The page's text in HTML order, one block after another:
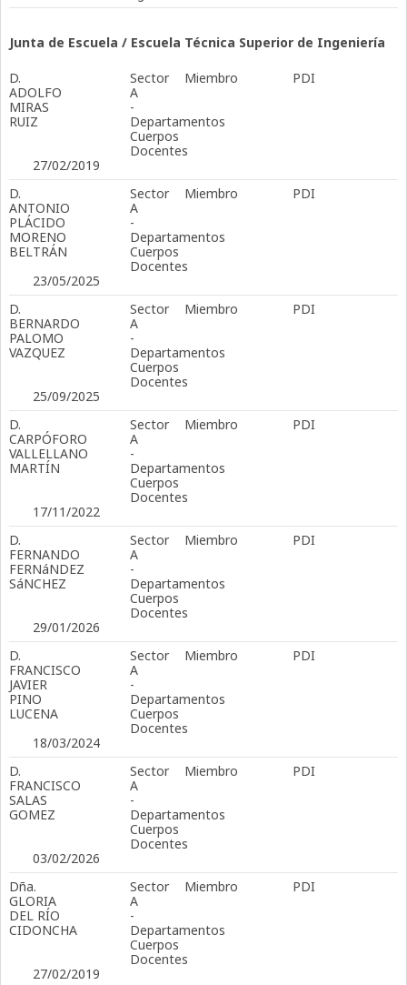
Junta de Escuela / Escuela Técnica Superior de Ingeniería
D.
ADOLFO
MIRAS
RUIZ
Sector
A
-
Departamentos
Cuerpos
Docentes
Miembro PDI
27/02/2019
D.
ANTONIO
PLÁCIDO
MORENO
BELTRÁN
Sector
A
-
Departamentos
Cuerpos
Docentes
Miembro PDI
23/05/2025
D.
BERNARDO
PALOMO
VAZQUEZ
Sector
A
-
Departamentos
Cuerpos
Docentes
Miembro PDI
25/09/2025
D.
CARPÓFORO
VALLELLANO
MARTÍN
Sector
A
-
Departamentos
Cuerpos
Docentes
Miembro PDI
17/11/2022
D.
FERNANDO
FERNáNDEZ
SáNCHEZ
Sector
A
-
Departamentos
Cuerpos
Docentes
Miembro PDI
29/01/2026
D.
FRANCISCO
JAVIER
PINO
LUCENA
Sector
A
-
Departamentos
Cuerpos
Docentes
Miembro PDI
18/03/2024
D.
FRANCISCO
SALAS
GOMEZ
Sector
A
-
Departamentos
Cuerpos
Docentes
Miembro PDI
03/02/2026
Dña.
GLORIA
DEL RÍO
CIDONCHA
Sector
A
-
Departamentos
Cuerpos
Docentes
Miembro PDI
27/02/2019